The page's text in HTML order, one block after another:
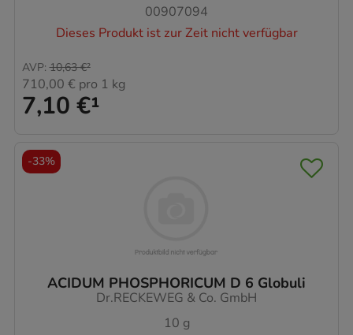
00907094
Dieses Produkt ist zur Zeit nicht verfügbar
7,10 €¹
AVP: 10,63 €²
710,00 € pro 1 kg
ACIDUM PHOSPHORICUM D 6 Globuli
Dr.RECKEWEG & Co. GmbH
10 g
-33%